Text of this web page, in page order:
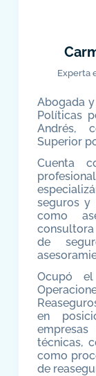
Experta
Abogada
Políticas
Andrés,
Superior
Cuenta
seguros y
como
consultora
de
Ocupó
en
técnicas,
como
de